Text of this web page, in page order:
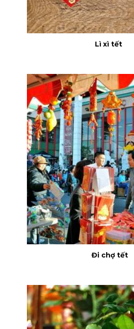
Lì xì tết
Đi chợ tết